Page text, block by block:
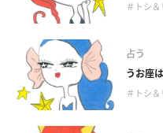
＃トシ
占う
うお座
＃トシ